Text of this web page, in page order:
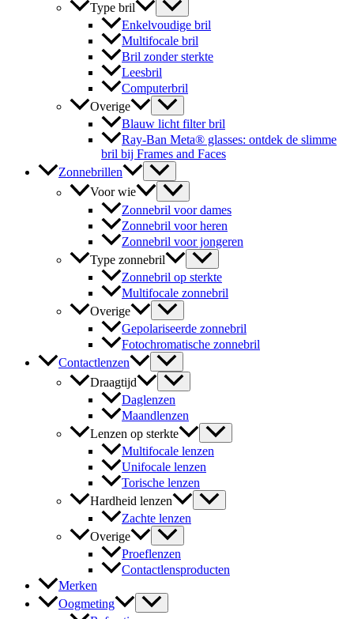
Type bril
Enkelvoudige bril
Multifocale bril
Bril zonder sterkte
Leesbril
Computerbril
Overige
Blauw licht filter bril
Ray-Ban Meta® glasses: ontdek de slimme
bril bij Frames and Faces
Zonnebrillen
Voor wie
Zonnebril voor dames
Zonnebril voor heren
Zonnebril voor jongeren
Type zonnebril
Zonnebril op sterkte
Multifocale zonnebril
Overige
Gepolariseerde zonnebril
Fotochromatische zonnebril
Contactlenzen
Draagtijd
Daglenzen
Maandlenzen
Lenzen op sterkte
Multifocale lenzen
Unifocale lenzen
Torische lenzen
Hardheid lenzen
Zachte lenzen
Overige
Proeflenzen
Contactlensproducten
Merken
Oogmeting